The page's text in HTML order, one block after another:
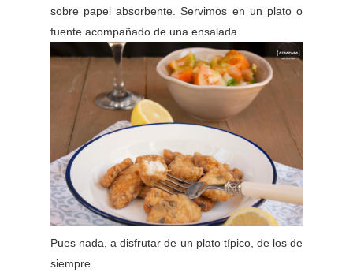
sobre papel absorbente. Servimos en un plato o
fuente acompañado de una ensalada.
Pues nada, a disfrutar de un plato típico, de los de
siempre.